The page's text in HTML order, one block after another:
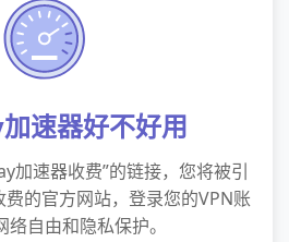
速器好不好用
加速器收费”的链接，您将被引
的官方网站，登录您的VPN账
络自由和隐私保护。